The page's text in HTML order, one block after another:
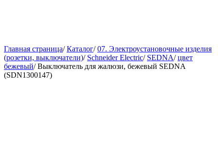
Главная страница/ Каталог/ 07. Электроустановочные изделия
(розетки, выключатели)/ Schneider Electric/ SEDNA/ цвет
бежевый/ Выключатель для жалюзи, бежевый SEDNA
(SDN1300147)